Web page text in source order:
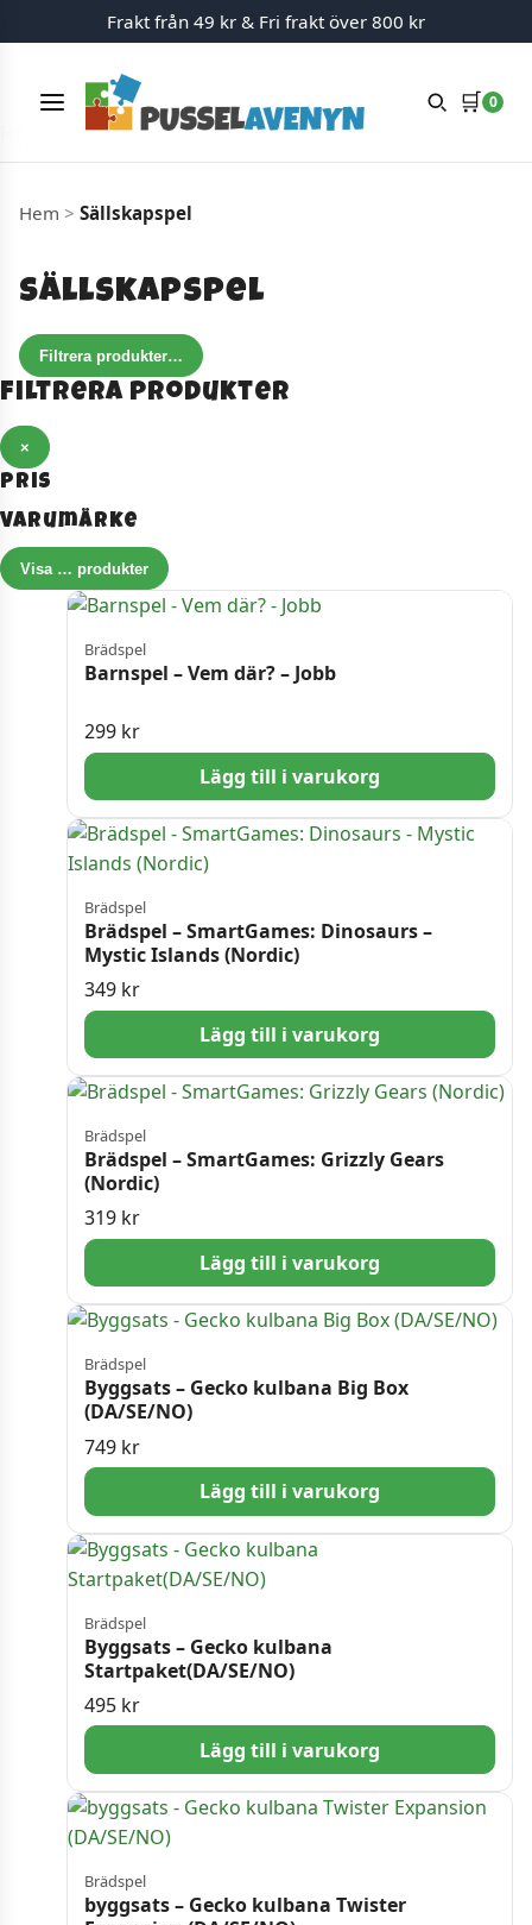
Hoppa till innehåll
Frakt från 49 kr & Fri frakt över 800 kr
Meny 🛒 0
Hem > Sällskapspel
Sällskapspel
Filtrera produkter…
Filtrera produkter
×
Pris
Varumärke
Visa … produkter
Brädspel
Barnspel – Vem där? – Jobb
299 kr
Lägg till i varukorg
Brädspel
Brädspel – SmartGames: Dinosaurs –
Mystic Islands (Nordic)
349 kr
Lägg till i varukorg
Brädspel
Brädspel – SmartGames: Grizzly Gears
(Nordic)
319 kr
Lägg till i varukorg
Brädspel
Byggsats – Gecko kulbana Big Box
(DA/SE/NO)
749 kr
Lägg till i varukorg
Brädspel
Byggsats – Gecko kulbana
Startpaket(DA/SE/NO)
495 kr
Lägg till i varukorg
Brädspel
byggsats – Gecko kulbana Twister